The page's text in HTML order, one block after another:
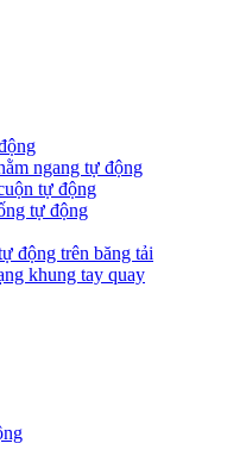
ngang tự động
tự động
tự động
động trên băng tải
khung tay quay